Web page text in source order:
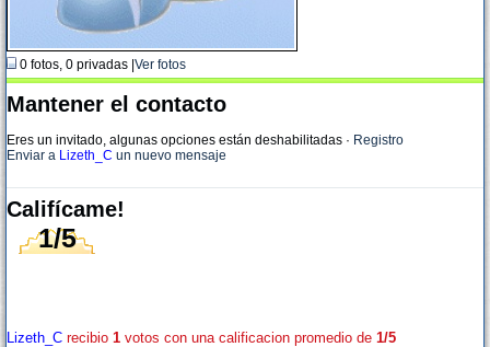
0 fotos, 0 privadas | Ver fotos
Mantener el contacto
Eres un invitado, algunas opciones están deshabilitadas · Registro
Enviar a Lizeth_C un nuevo mensaje
Califícame!
1/5
Lizeth_C recibio 1 votos con una calificacion promedio de 1/5